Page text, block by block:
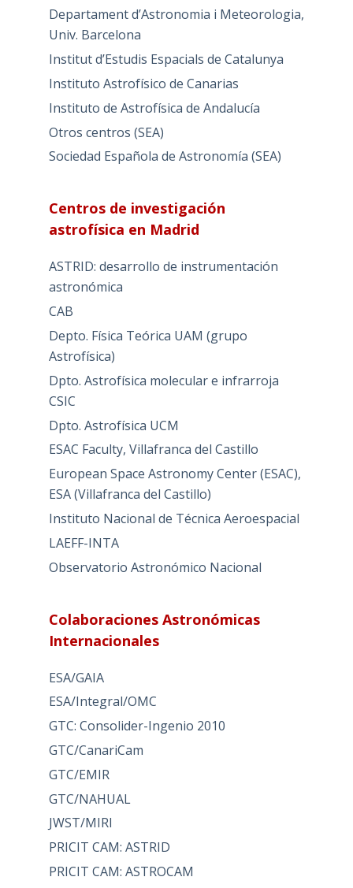
Departament d’Astronomia i Meteorologia,
Univ. Barcelona
Institut d’Estudis Espacials de Catalunya
Instituto Astrofísico de Canarias
Instituto de Astrofísica de Andalucía
Otros centros (SEA)
Sociedad Española de Astronomía (SEA)
Centros de investigación
astrofísica en Madrid
ASTRID: desarrollo de instrumentación
astronómica
CAB
Depto. Física Teórica UAM (grupo
Astrofísica)
Dpto. Astrofísica molecular e infrarroja
CSIC
Dpto. Astrofísica UCM
ESAC Faculty, Villafranca del Castillo
European Space Astronomy Center (ESAC),
ESA (Villafranca del Castillo)
Instituto Nacional de Técnica Aeroespacial
LAEFF-INTA
Observatorio Astronómico Nacional
Colaboraciones Astronómicas
Internacionales
ESA/GAIA
ESA/Integral/OMC
GTC: Consolider-Ingenio 2010
GTC/CanariCam
GTC/EMIR
GTC/NAHUAL
JWST/MIRI
PRICIT CAM: ASTRID
PRICIT CAM: ASTROCAM